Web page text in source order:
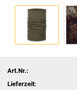
Art.Nr.:
Lieferzeit: